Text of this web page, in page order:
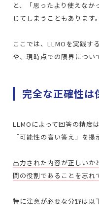
と、「思ったより使えな
じてしまうこともあります。
ここでは、LLMOを実践す
や、現時点での限界につい
完全な正確性は
LLMOによって回答の精度
「可能性の高い答え」を提
出力された内容が正しいか
間の役割であることを忘れ
特に注意が必要な分野は以